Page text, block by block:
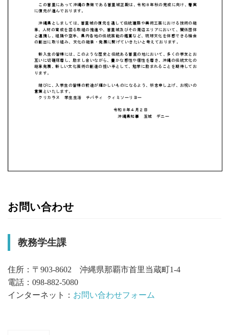
お問い合わせ
教務学生課
住所：〒903-8602 沖縄県那覇市首里当蔵町1-4
電話：098-882-5080
インターネット： お問い合わせフォーム